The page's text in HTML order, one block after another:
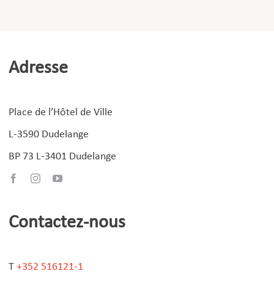
Adresse
Place de l’Hôtel de Ville
L-3590 Dudelange
BP 73 L-3401 Dudelange
Contactez-nous
T +352 516121-1